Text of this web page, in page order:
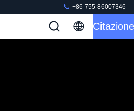
+86-755-86007346
Citazione